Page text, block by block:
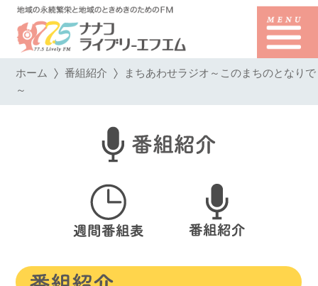
ホーム 番組紹介 まちあわせラジオ～このまちのとなりで
～